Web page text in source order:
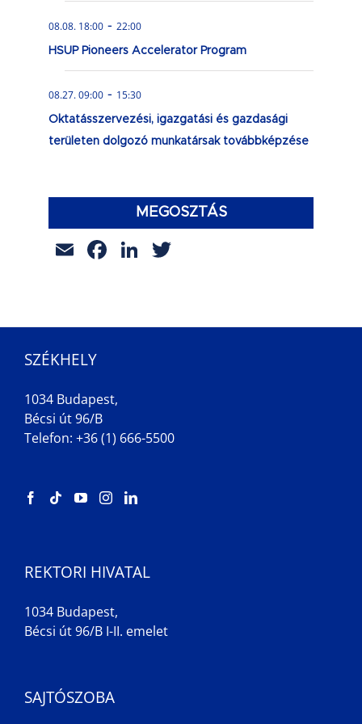
08.08. 18:00 - 22:00
HSUP Pioneers Accelerator Program
08.27. 09:00 - 15:30
Oktatásszervezési, igazgatási és gazdasági
területen dolgozó munkatársak továbbképzése
MEGOSZTÁS
EmailFacebook
LinkedIn
SZÉKHELY
1034 Budapest,
Bécsi út 96/B
Telefon: +36 (1) 666-5500
REKTORI HIVATAL
1034 Budapest,
Bécsi út 96/B I-II. emelet
SAJTÓSZOBA